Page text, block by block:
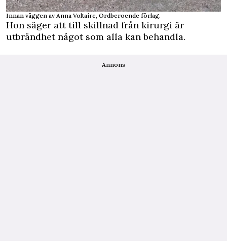
Innan väggen av Anna Voltaire, Ordberoende förlag.
Hon säger att till skillnad från kirurgi är
utbrändhet något som alla kan behandla.
Annons